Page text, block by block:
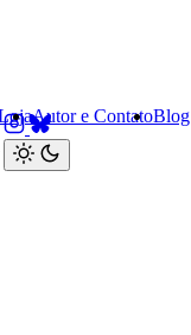
minha
Autor e ContatoBlog